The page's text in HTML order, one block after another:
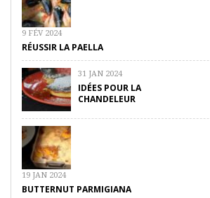
9 FÉV 2024
RÉUSSIR LA PAELLA
31 JAN 2024
IDÉES POUR LA
CHANDELEUR
19 JAN 2024
BUTTERNUT PARMIGIANA